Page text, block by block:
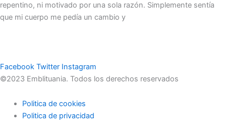
repentino, ni motivado por una sola razón. Simplemente sentía
que mi cuerpo me pedía un cambio y
Facebook Twitter Instagram
©2023 Emblituania. Todos los derechos reservados
Politica de cookies
Politica de privacidad